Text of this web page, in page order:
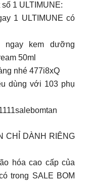
1 ULTIMUNE:
1 ULTIMUNE có
ngay kem dưỡng
50ml
nhé 477i8xQ
dùng với 103 phụ
CHỈ DÀNH RIÊNG
hóa cao cấp của
trong SALE BOM